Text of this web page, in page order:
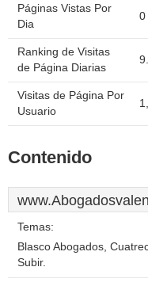
Páginas Vistas Por
Dia
0
Ranking de Visitas
de Página Diarias
Visitas de Página Por
Usuario
Contenido
Temas:
Blasco Abogados,
Subir.